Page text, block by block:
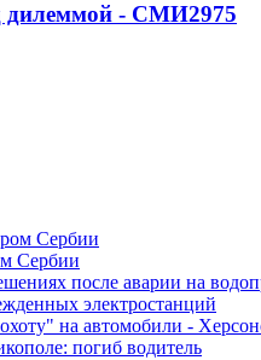
дилеммой - СМИ2975
Сербии
после аварии на
электростанций
на автомобили -
погиб водитель